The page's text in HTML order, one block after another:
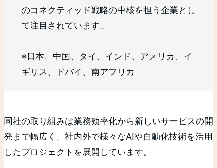
のコネクティッド戦略の中核を担う企業とし
て注目されています。
※日本、中国、タイ、インド、アメリカ、イ
ギリス、ドバイ、南アフリカ
同社の取り組みは業務効率化から新しいサービスの開
発まで幅広く、社内外で様々なAIや自動化技術を活用
したプロジェクトを展開しています。